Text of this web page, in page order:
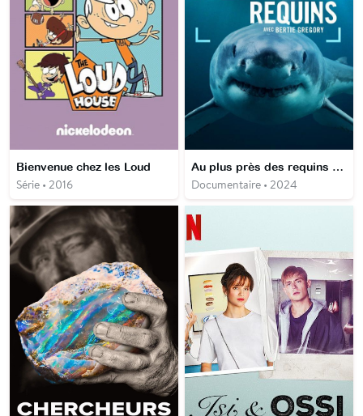
Bienvenue chez les Loud
Série • 2016
Au plus près des requins avec Bertie Gregory
Documentaire • 2024